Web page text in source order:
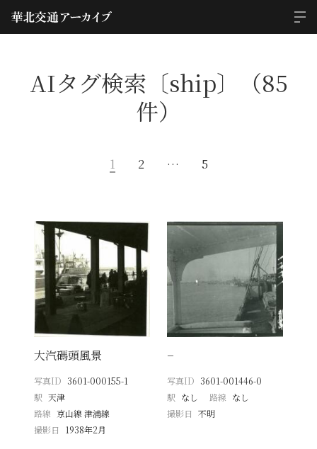
AIタグ検索〔ship〕（85
件）
1 2 … 5
大汽碼頭風景
写真ID 3601-000155-1
駅 天津
路線 京山線 津浦線
撮影日
1938年2月
−
写真ID 3601-001446-0
駅 なし 路線 なし
撮影日 不明